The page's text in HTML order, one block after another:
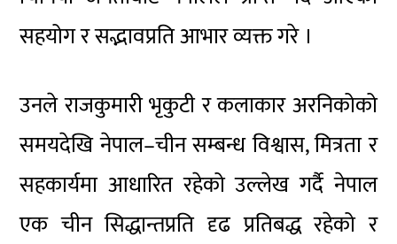
सहयोग र सद्भावप्रति आभार व्यक्त गरे ।
उनले राजकुमारी भृकुटी र कलाकार अरनिकोको
समयदेखि नेपाल–चीन सम्बन्ध विश्वास, मित्रता र
सहकार्यमा आधारित रहेको उल्लेख गर्दै नेपाल
एक चीन सिद्धान्तप्रति दृढ प्रतिबद्ध रहेको र